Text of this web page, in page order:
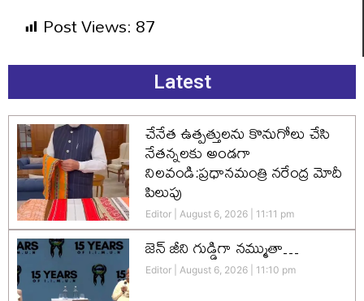
Post Views:87
Latest
చేనేత ఉత్పత్తులను కొనుగోలు చేసి
నేతన్నలకు అండగా
నిలవండి:ప్రధానమంత్రి నరేంద్ర మోదీ
పిలుపు
Editor August 6, 2026 11:11 pm
జెన్‌ జీని గుడ్డిగా నమ్ముతా…
Editor August 6, 2026 11:10 pm